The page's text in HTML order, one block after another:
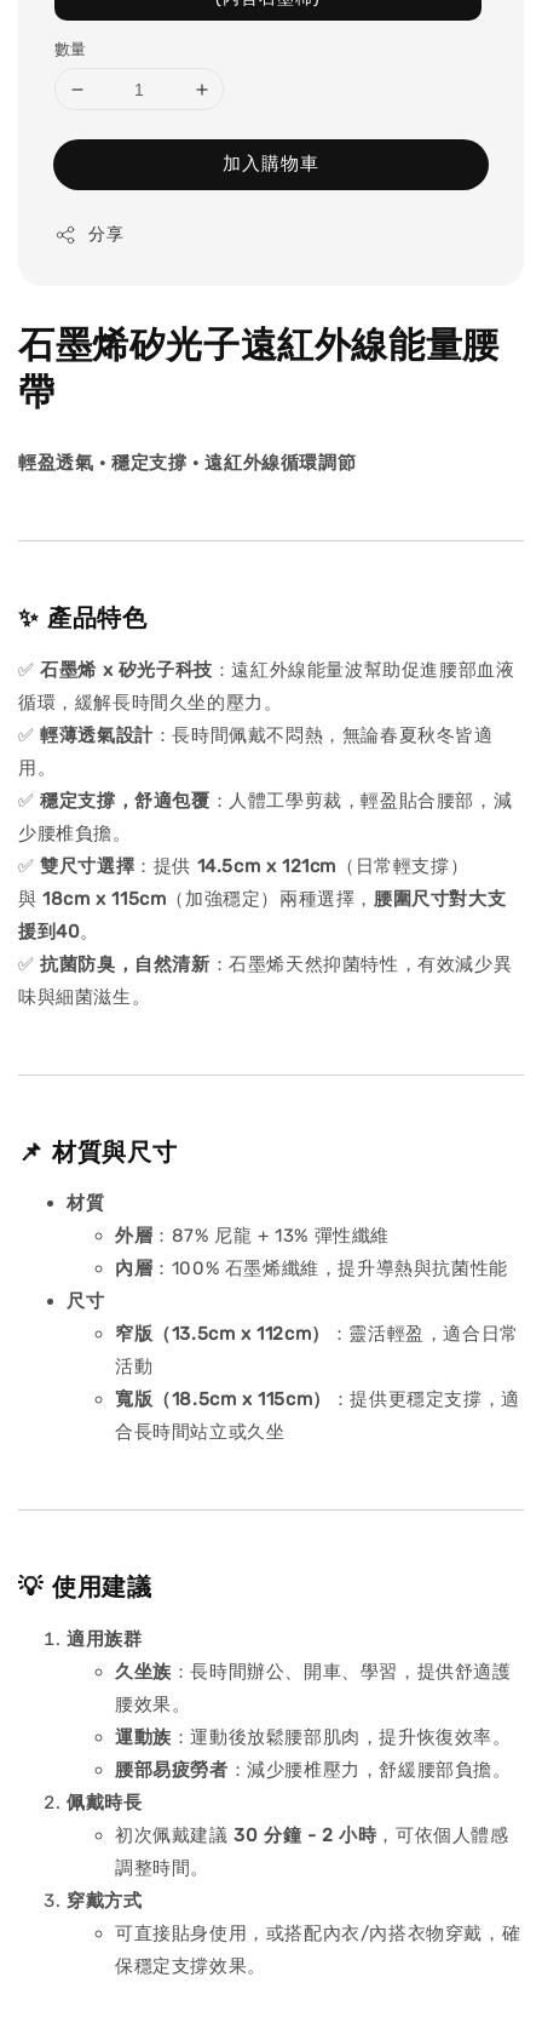
數量
加入購物車
分享
石墨烯矽光子遠紅外線能量腰
帶
輕盈透氣 · 穩定支撐 · 遠紅外線循環調節
✨ 產品特色
✅石墨烯 x 矽光子科技 ：遠紅外線能量波幫助促進腰部血液
循環，緩解長時間久坐的壓力。
✅輕薄透氣設計：長時間佩戴不悶熱，無論春夏秋冬皆適
用。
✅穩定支撐，舒適包覆 ：人體工學剪裁，輕盈貼合腰部，減
少腰椎負擔。
✅雙尺寸選擇 ：提供 14.5cm x 121cm （日常輕支撐）
與18cm x 115cm （加強穩定）兩種選擇， 腰圍尺寸對大支
援到40。
✅抗菌防臭，自然清新 ：石墨烯天然抑菌特性，有效減少異
味與細菌滋生。
📌 材質與尺寸
材質
外層 ：87% 尼龍 + 13% 彈性纖維
內層 ：100% 石墨烯纖維，提升導熱與抗菌性能
尺寸
窄版（13.5cm x 112cm）
：靈活輕盈，適合日常
活動
寬版（18.5cm x 115cm）
：提供更穩定支撐，適
合長時間站立或久坐
💡 使用建議
適用族群
久坐族 ：長時間辦公、開車、學習，提供舒適護
腰效果。
運動族 ：運動後放鬆腰部肌肉，提升恢復效率。
腰部易疲勞者 ：減少腰椎壓力，舒緩腰部負擔。
佩戴時長
初次佩戴建議30 分鐘 - 2 小時 ，可依個人體感
調整時間。
穿戴方式
可直接貼身使用，或搭配內衣/內搭衣物穿戴，確
保穩定支撐效果。